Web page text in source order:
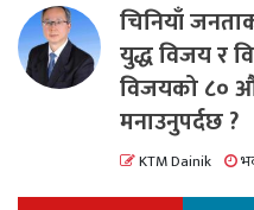
चिनियाँ
युद्ध विजय र
विजयको ८० औं
मनाउनुपर्दछ ?
KTM Dainik